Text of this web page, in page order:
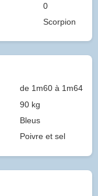
0
Scorpion
de 1m60 à 1m64
90 kg
Bleus
Poivre et sel